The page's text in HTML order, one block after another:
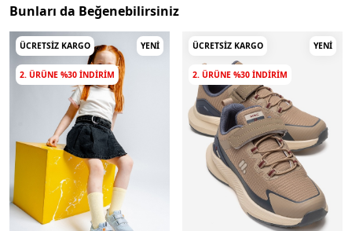
Bunları da Beğenebilirsiniz
ÜCRETSIZ KARGO YENI
2. ÜRÜNE %30 INDIRIM
ÜCRETSIZ KARGO YENI
2. ÜRÜNE %30 INDIRIM